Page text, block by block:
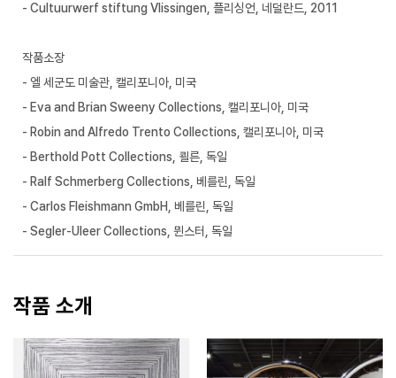
- Cultuurwerf stiftung Vlissingen, 플리싱언, 네덜란드, 2011
작품소장
- 엘 세군도 미술관, 캘리포니아, 미국
- Eva and Brian Sweeny Collections, 캘리포니아, 미국
- Robin and Alfredo Trento Collections, 캘리포니아, 미국
- Berthold Pott Collections, 쾰른, 독일
- Ralf Schmerberg Collections, 베를린, 독일
- Carlos Fleishmann GmbH, 베를린, 독일
- Segler-Uleer Collections, 뮌스터, 독일
작품 소개